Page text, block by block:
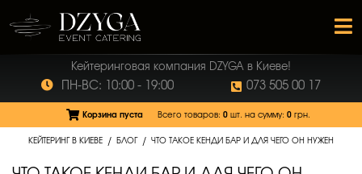
ПН-ВС: 10:00 - 19:00 073 505 00 17
Кейтеринговая компания DZYGA в Киеве!
Корзина пуста Всего товаров: 0шт. на сумму: 0грн.
КЕЙТЕРИНГ В КИЕВЕ / БЛОГ / ЧТО ТАКОЕ КЕНДИ БАР И ДЛЯ ЧЕГО ОН НУЖЕН